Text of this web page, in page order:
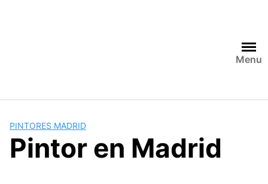
Menu
PINTORES MADRID
Pintor en Madrid